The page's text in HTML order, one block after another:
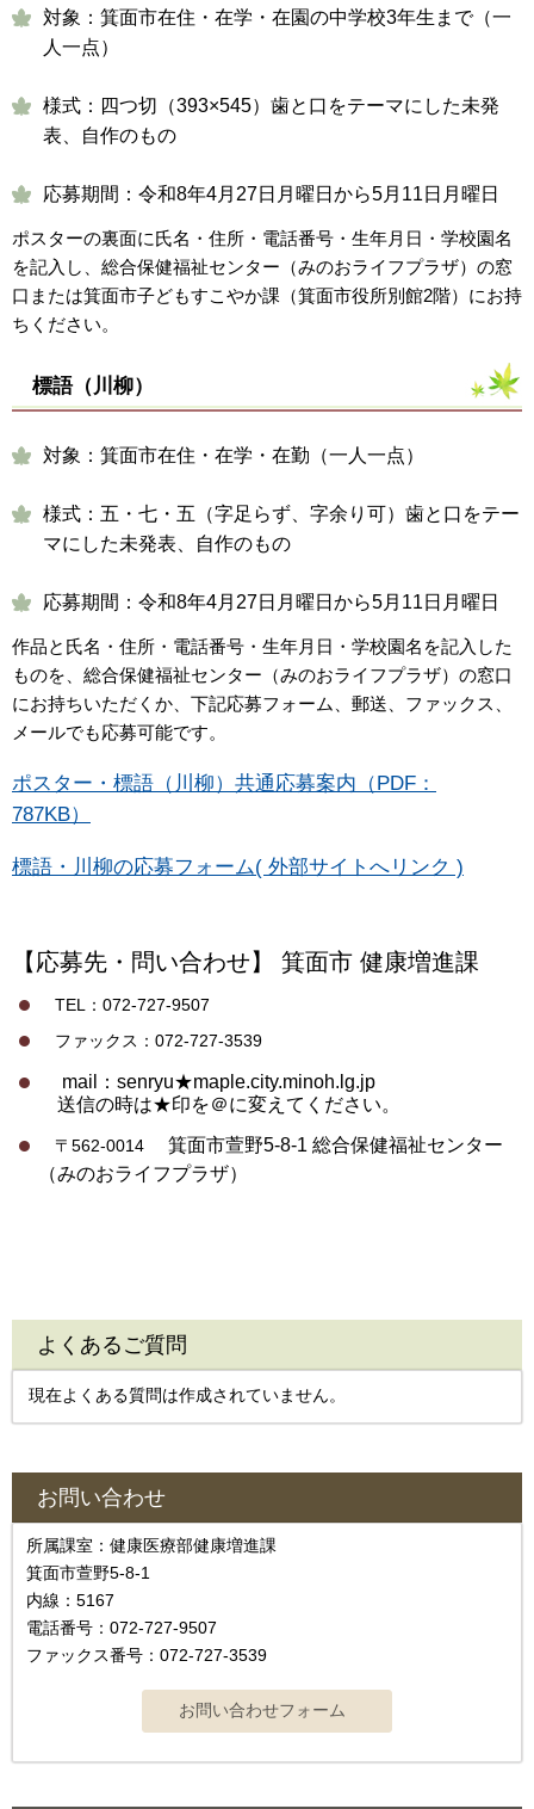
対象：箕面市在住・在学・在園の中学校3年生まで（一
人一点）
様式：四つ切（393×545）歯と口をテーマにした未発
表、自作のもの
応募期間：令和8年4月27日月曜日から5月11日月曜日
ポスターの裏面に氏名・住所・電話番号・生年月日・学校園名
を記入し、総合保健福祉センター（みのおライフプラザ）の窓
口または箕面市子どもすこやか課（箕面市役所別館2階）にお持
ちください。
標語（川柳）
対象：箕面市在住・在学・在勤（一人一点）
様式：五・七・五（字足らず、字余り可）歯と口をテー
マにした未発表、自作のもの
応募期間：令和8年4月27日月曜日から5月11日月曜日
作品と氏名・住所・電話番号・生年月日・学校園名を記入した
ものを、総合保健福祉センター（みのおライフプラザ）の窓口
にお持ちいただくか、下記応募フォーム、郵送、ファックス、
メールでも応募可能です。
ポスター・標語（川柳）共通応募案内（PDF：
787KB）
標語・川柳の応募フォーム( 外部サイトへリンク )
【応募先・問い合わせ】 箕面市 健康増進課
TEL：072-727-9507
ファックス：072-727-3539
mail：senryu★maple.city.minoh.lg.jp
送信の時は★印を＠に変えてください。
〒562-0014 箕面市萱野5-8-1 総合保健福祉センター
（みのおライフプラザ）
よくあるご質問
現在よくある質問は作成されていません。
お問い合わせ
所属課室：健康医療部健康増進課
箕面市萱野5-8-1
内線：5167
電話番号：072-727-9507
ファックス番号：072-727-3539